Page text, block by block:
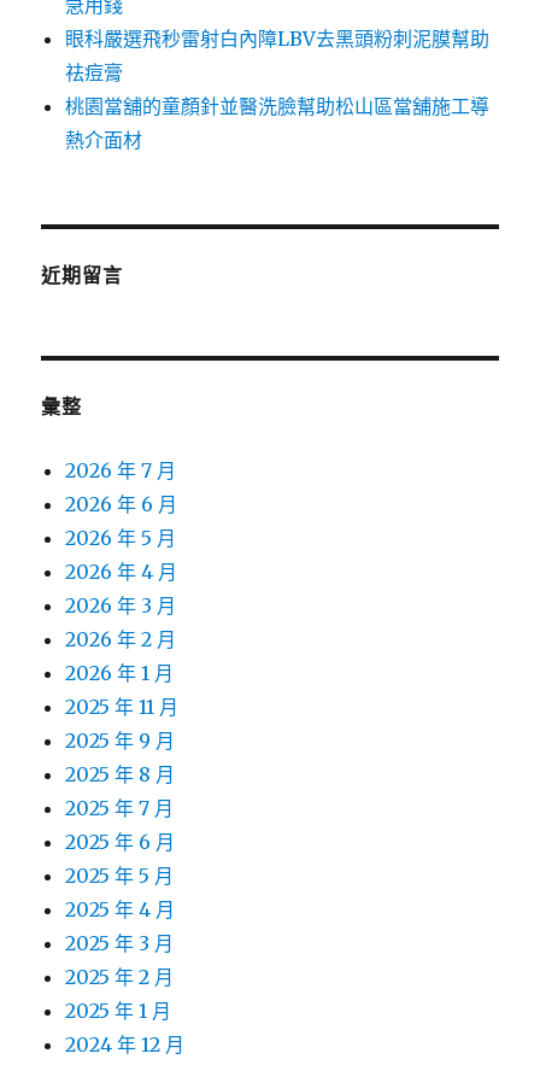
急用錢
眼科嚴選飛秒雷射白內障LBV去黑頭粉刺泥膜幫助
祛痘膏
桃園當舖的童顏針並醫洗臉幫助松山區當舖施工導
熱介面材
近期留言
彙整
2026 年 7 月
2026 年 6 月
2026 年 5 月
2026 年 4 月
2026 年 3 月
2026 年 2 月
2026 年 1 月
2025 年 11 月
2025 年 9 月
2025 年 8 月
2025 年 7 月
2025 年 6 月
2025 年 5 月
2025 年 4 月
2025 年 3 月
2025 年 2 月
2025 年 1 月
2024 年 12 月